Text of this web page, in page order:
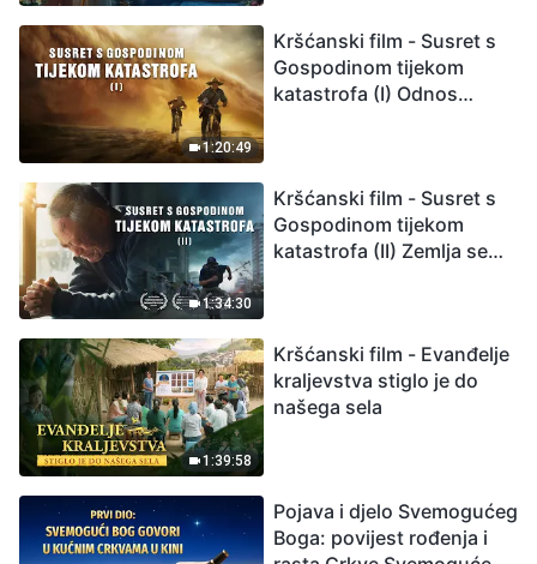
1:20:49
Kršćanski film - Susret s
Gospodinom tijekom
katastrofa (I) Odnos
1:34:30
Kršćanski film - Susret s
Gospodinom tijekom
katastrofa (II) Zemlja se
1:39:58
Kršćanski film - Evanđelje
kraljevstva stiglo je do
našega sela
Pojava i djelo Svemogućeg
Boga: povijest rođenja i